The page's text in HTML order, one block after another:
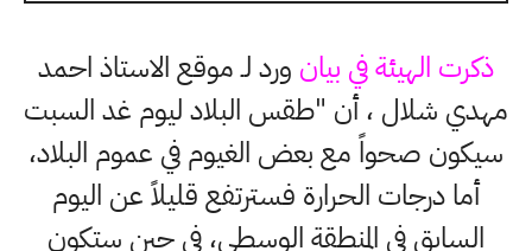
ذكرت الهيئة في بيان ورد لـ موقع الاستاذ احمد
مهدي شلال ، أن "طقس البلاد ليوم غد السبت
سيكون صحواً مع بعض الغيوم في عموم البلاد،
أما درجات الحرارة فسترتفع قليلاً عن اليوم
السابق في المنطقة الوسطى، في حين ستكون